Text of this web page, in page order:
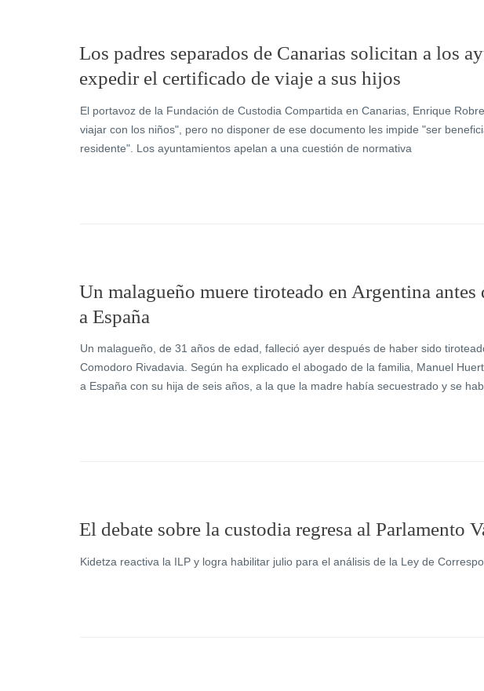
Los padres separados de Canarias solicitan a los
expedir el certificado de viaje a sus hijos
El portavoz de la Fundación de Custodia Compartida en Canarias, Enrique
viajar con los niños", pero no disponer de ese documento les impide "ser
residente". Los ayuntamientos apelan a una cuestión de normativa
Un malagueño muere tiroteado en Argentina antes
a España
Un malagueño, de 31 años de edad, falleció ayer después de haber sido
Comodoro Rivadavia. Según ha explicado el abogado de la familia, Manuel
a España con su hija de seis años, a la que la madre había secuestrado y se
El debate sobre la custodia regresa al Parlamento
Kidetza reactiva la ILP y logra habilitar julio para el análisis de la Ley de